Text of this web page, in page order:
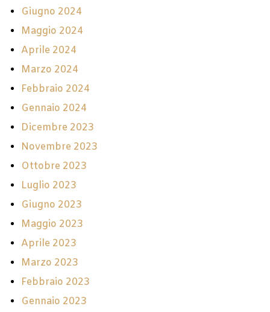
Giugno 2024
Maggio 2024
Aprile 2024
Marzo 2024
Febbraio 2024
Gennaio 2024
Dicembre 2023
Novembre 2023
Ottobre 2023
Luglio 2023
Giugno 2023
Maggio 2023
Aprile 2023
Marzo 2023
Febbraio 2023
Gennaio 2023